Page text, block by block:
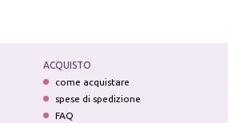
ACQUISTO
come acquistare
spese di spedizione
FAQ